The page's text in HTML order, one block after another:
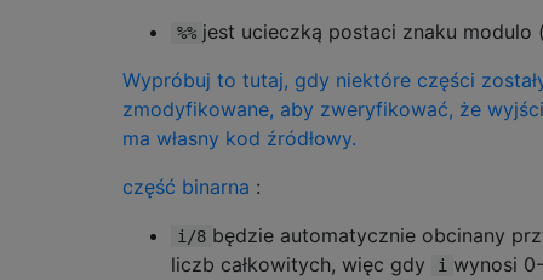
%% jest ucieczką postaci znaku modulo
Wypróbuj to tutaj, gdy niektóre części
zmodyfikowane, aby zweryfikować, że
ma własny kod źródłowy.
część binarna :
i/8 będzie automatycznie obcinany
liczb całkowitych, więc gdy
i wynosi